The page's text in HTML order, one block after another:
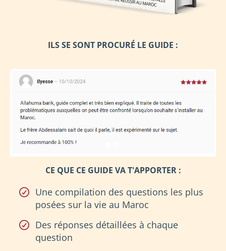
ILS SE SONT PROCURÉ LE GUIDE :
CE QUE CE GUIDE VA T'APPORTER :
Une compilation des questions les plus
posées sur la vie au Maroc
Des réponses détaillées à chaque
question